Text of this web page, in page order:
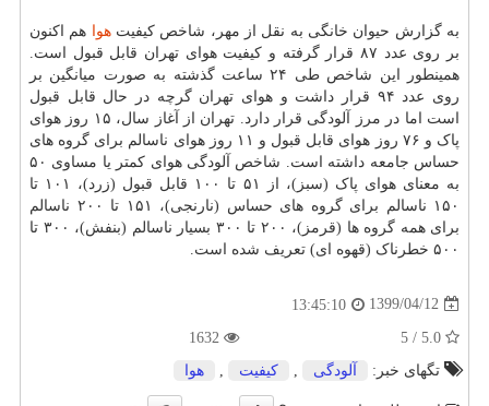
به گزارش حیوان خانگی به نقل از مهر، شاخص کیفیتهوا
هم اکنون
بر روی عدد ۸۷ قرار گرفته و کیفیت هوای تهران قابل قبول است.
همینطور این شاخص طی ۲۴ ساعت گذشته به صورت میانگین بر
روی عدد ۹۴ قرار داشت و هوای تهران گرچه در حال قابل قبول
است اما در مرز آلودگی قرار دارد. تهران از آغاز سال، ۱۵ روز هوای
پاک و ۷۶ روز هوای قابل قبول و ۱۱ روز هوای ناسالم برای گروه های
حساس جامعه داشته است. شاخص آلودگی هوای کمتر یا مساوی ۵۰
به معنای هوای پاک (سبز)، از ۵۱ تا ۱۰۰ قابل قبول (زرد)، ۱۰۱ تا
۱۵۰ ناسالم برای گروه های حساس (نارنجی)، ۱۵۱ تا ۲۰۰ ناسالم
برای همه گروه ها (قرمز)، ۲۰۰ تا ۳۰۰ بسیار ناسالم (بنفش)، ۳۰۰ تا
۵۰۰ خطرناک (قهوه ای) تعریف شده است.
1399/04/12
13:45:10
تگهای خبر:
آلودگی كیفیت هوا